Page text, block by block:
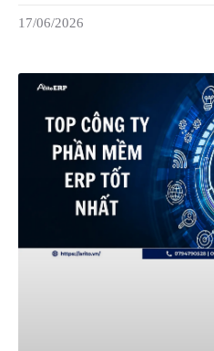
17/06/2026